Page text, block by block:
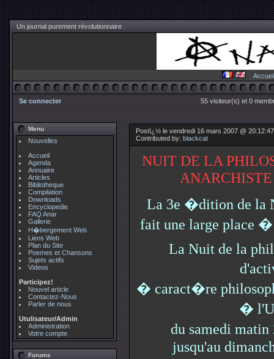
Un journal purement révolutionnaire
Accueil
Se connecter 55 visiteur(s) et 0
Menu
Nouvelles
Accueil
Agenda
Annuaire
Articles
Bibliotheque
Compilation
Downloads
Encyclopedie
FAQ Anar
Gallerie
H�bergement Web
Liens Web
Plan du Site
Poemes et Chansons
Sujets actifs
Videos
Participez!
Nouvel article
Contactez-Nous
Parler de nous
Utulisateur/Admin
Administration
Votre compte
Forums
Postï¿½ le vendredi 16 mars 2007 @
Contributed by: blackcat
NUIT DE LA
ANARCHISTE
La 3e �dition de la
fait une large place
La Nuit de la
� caract�re
�
du samedi
jusqu'au